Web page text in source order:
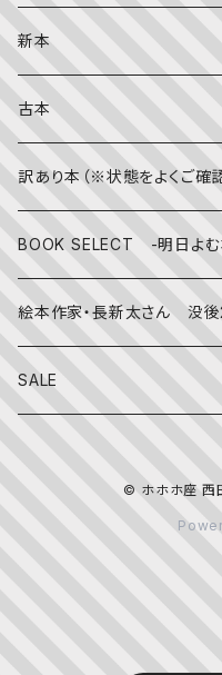
英語
英語の絵本
写真絵本
伝統文化・技法
日記・手帳
CD
文房具
その他
新本
古本
訳あり本（※状態をよくご確
BOOK SELECT -明日よ
絵本作家・長新太さん 没後
SALE
© ホホホ座 西